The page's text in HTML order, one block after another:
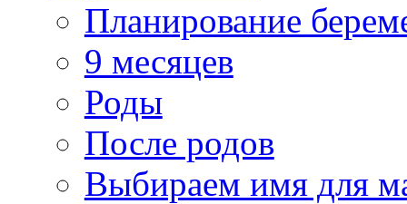
Планирование
9 месяцев
Роды
После родов
Выбираем имя для